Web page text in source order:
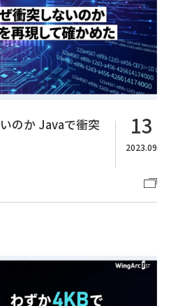
のか Javaで衝突
13
2023.09